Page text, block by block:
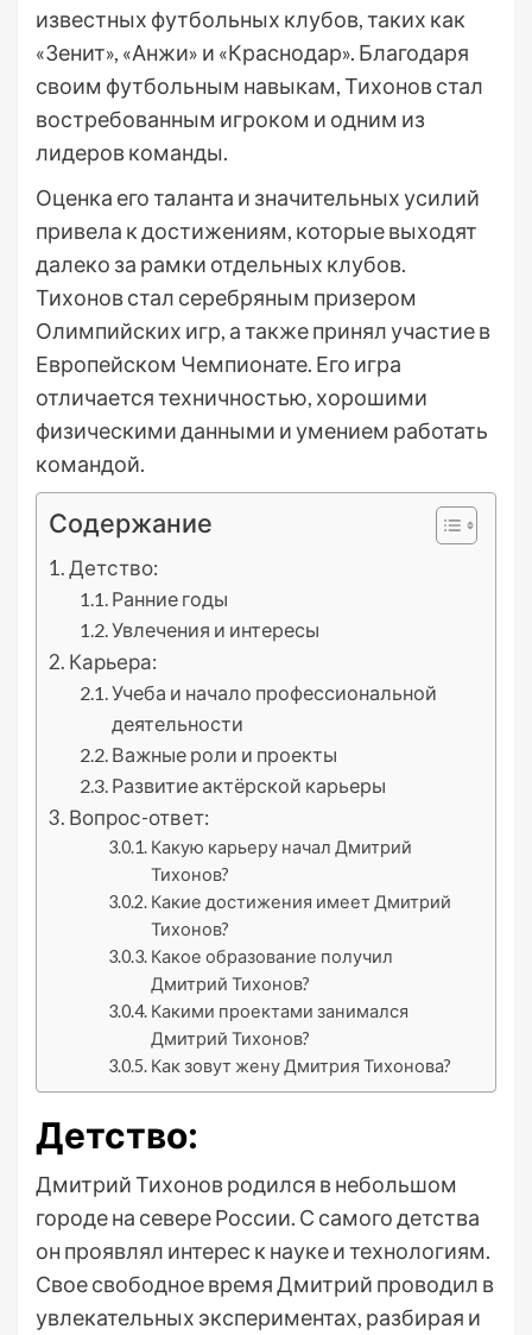
известных футбольных клубов, таких как
«Зенит», «Анжи» и «Краснодар». Благодаря
своим футбольным навыкам, Тихонов стал
востребованным игроком и одним из
лидеров команды.
Оценка его таланта и значительных усилий
привела к достижениям, которые выходят
далеко за рамки отдельных клубов.
Тихонов стал серебряным призером
Олимпийских игр, а также принял участие в
Европейском Чемпионате. Его игра
отличается техничностью, хорошими
физическими данными и умением работать
командой.
Содержание
Детство:
Ранние годы
Увлечения и интересы
Карьера:
Учеба и начало профессиональной
деятельности
Важные роли и проекты
Развитие актёрской карьеры
Вопрос-ответ:
Какую карьеру начал Дмитрий
Тихонов?
Какие достижения имеет Дмитрий
Тихонов?
Какое образование получил
Дмитрий Тихонов?
Какими проектами занимался
Дмитрий Тихонов?
Как зовут жену Дмитрия Тихонова?
Детство:
Дмитрий Тихонов родился в небольшом
городе на севере России. С самого детства
он проявлял интерес к науке и технологиям.
Свое свободное время Дмитрий проводил в
увлекательных экспериментах, разбирая и